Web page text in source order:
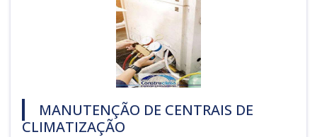
MANUTENÇÃO DE CENTRAIS DE
CLIMATIZAÇÃO